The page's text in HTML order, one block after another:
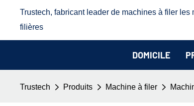
Trustech, fabricant leader de machines à filer les
filières
DOMICILE
Trustech Produits Machine à filer